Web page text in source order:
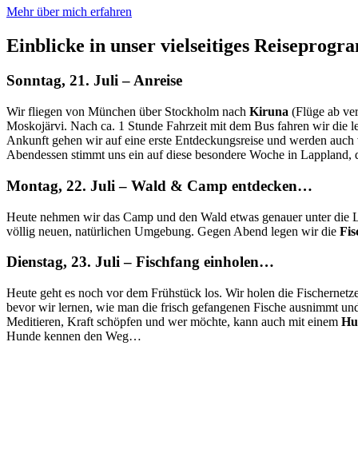
Mehr über mich erfahren
Einblicke in unser vielseitiges
Sonntag, 21. Juli – Anreise
Wir fliegen von München über Stockholm nach Kiruna (Flüge ab
Moskojärvi. Nach ca. 1 Stunde Fahrzeit mit dem Bus fahren wir die
Ankunft gehen wir auf eine erste Entdeckungsreise und werden
Abendessen stimmt uns ein auf diese besondere Woche in Lappland,
Montag, 22. Juli – Wald & Camp entdecken…
Heute nehmen wir das Camp und den Wald etwas genauer unter
völlig neuen, natürlichen Umgebung. Gegen Abend legen wir die
Dienstag, 23. Juli – Fischfang einholen…
Heute geht es noch vor dem Frühstück los. Wir holen die
bevor wir lernen, wie man die frisch gefangenen Fische ausnimmt
Meditieren, Kraft schöpfen und wer möchte, kann auch mit einem
Hunde kennen den Weg…